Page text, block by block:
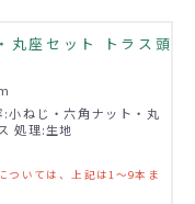
丸座セット トラス頭
ねじ・六角ナット・丸
処理:生地
ついては、上記は1～9本ま